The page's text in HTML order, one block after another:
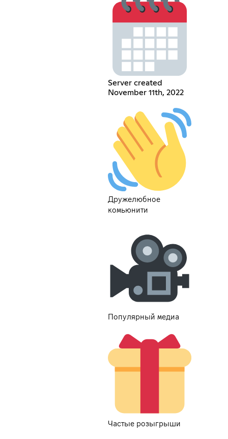
Server created
November 11th, 2022
Дружелюбное
комьюнити
Популярный медиа
Частые розыгрыши